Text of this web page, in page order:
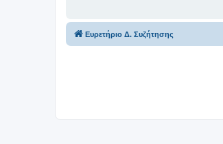
Ευρετήριο Δ. Συζήτησης